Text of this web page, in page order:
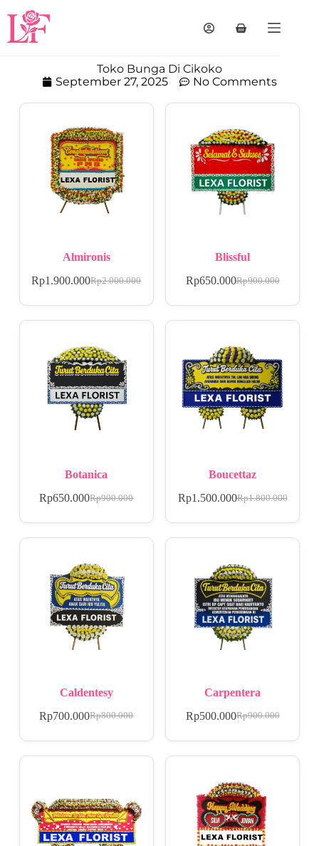
Toko Bunga Di Cikoko
September 27, 2025
No Comments
Almironis
Rp2.000.000
Rp1.900.000
Blissful
Rp900.000
Rp650.000
Botanica
Rp900.000
Rp650.000
Boucettaz
Rp1.800.000
Rp1.500.000
Caldentesy
Rp800.000
Rp700.000
Carpentera
Rp900.000
Rp500.000